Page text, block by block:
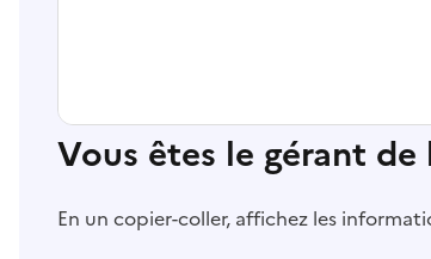
Vous êtes le gérant
En un copier-coller, affichez les